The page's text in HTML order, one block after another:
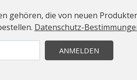
gehören, die von neuen
Datenschutz-
ANMELDEN